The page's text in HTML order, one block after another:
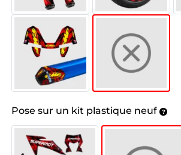
Pose sur un kit plastique neuf